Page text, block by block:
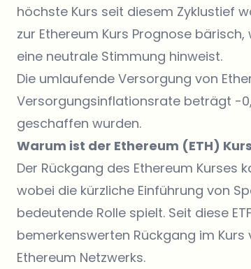
höchste Kurs seit diesem Zyklustief
zur Ethereum Kurs Prognose
eine neutrale Stimmung hinweist.
Die umlaufende Versorgung von
Versorgungsinflationsrate beträgt -
geschaffen wurden.
Warum ist der Ethereum (ETH)
Der Rückgang des Ethereum
wobei die kürzliche Einführung von
bedeutende Rolle spielt. Seit diese
bemerkenswerten Rückgang im
Ethereum Netzwerks.